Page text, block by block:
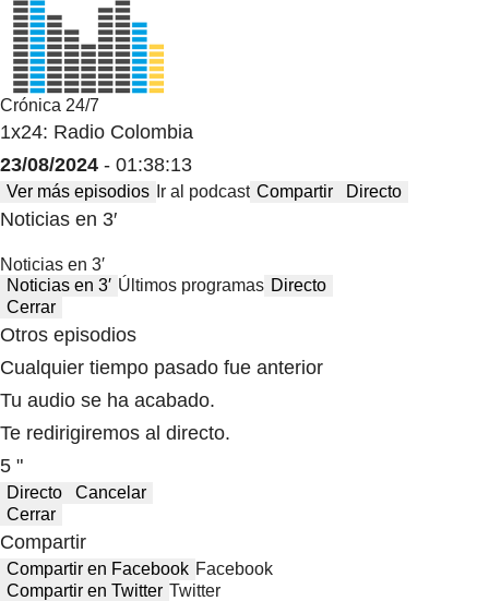
Crónica 24/7
1x24: Radio Colombia
23/08/2024 - 01:38:13
Ver más episodios Ir al podcast Compartir Directo
Noticias en 3′
Noticias en 3′
Noticias en 3′ Últimos programas Directo
Cerrar
Otros episodios
Cualquier tiempo pasado fue anterior
Tu audio se ha acabado.
Te redirigiremos al directo.
5 "
Directo
Cancelar
Cerrar
Compartir
Compartir en Facebook Facebook
Compartir en Twitter Twitter